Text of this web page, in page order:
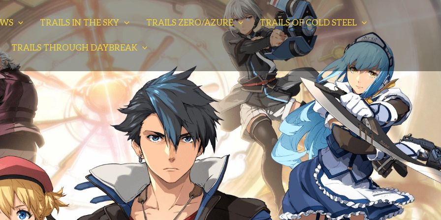
TRAILS IN THE SKY TRAILS ZERO/AZURE TRAILS OF COLD STEEL
TRAILS THROUGH DAYBREAK